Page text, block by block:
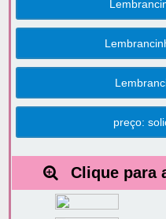
preço:
Clique para